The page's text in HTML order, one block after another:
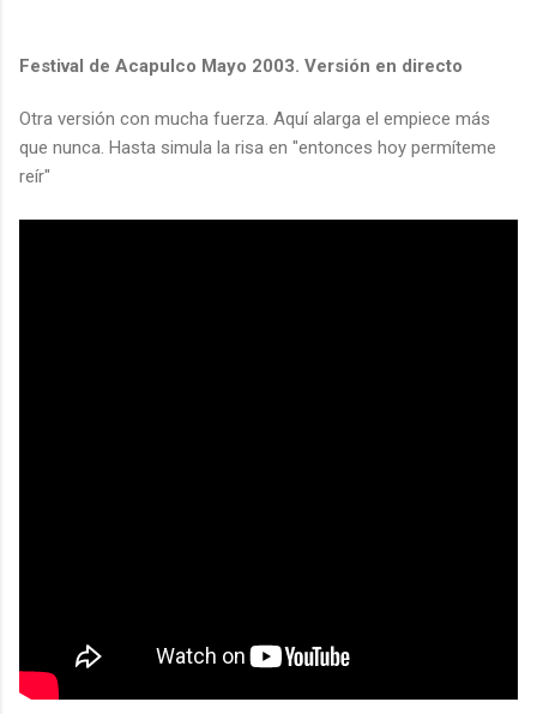
Festival de Acapulco Mayo 2003. Versión en directo
Otra versión con mucha fuerza. Aquí alarga el empiece más
que nunca. Hasta simula la risa en "entonces hoy permíteme
reír"